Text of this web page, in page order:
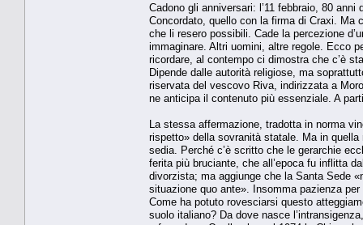
Cadono gli anniversari: l’11 febbraio, 80
Concordato, quello con la firma di Craxi. Ma
che li resero possibili. Cade la percezione
immaginare. Altri uomini, altre regole. Ecco
ricordare, al contempo ci dimostra che c’è
Dipende dalle autorità religiose, ma
riservata del vescovo Riva, indirizzata a
ne anticipa il contenuto più essenziale. A
La stessa affermazione, tradotta in norma
rispetto» della sovranità statale. Ma in
sedia. Perché c’è scritto che le gerarchie
ferita più bruciante, che all’epoca fu inflitta
divorzista; ma aggiunge che la Santa Sede
situazione quo ante». Insomma pazienza
Come ha potuto rovesciarsi questo
suolo italiano? Da dove nasce